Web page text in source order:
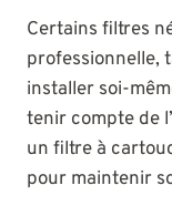
Certains filtres
professionnelle,
installer soi-
tenir compte de
un filtre à
pour maintenir